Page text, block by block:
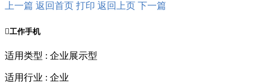
上一篇 返回首页 打印 返回上页 下一篇
工作手机
适用类型 : 企业展示型
适用行业 : 企业